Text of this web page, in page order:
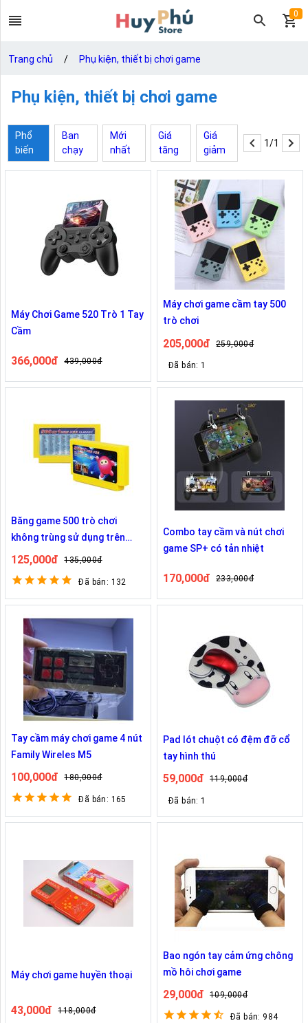
0
Trang chủ / Phụ kiện, thiết bị chơi game
Phụ kiện, thiết bị chơi game
Phổ
biến
Ban
chạy
Mới
nhất
Giá
tăng
Giá
giảm
1/1
Máy Chơi Game 520 Trò 1 Tay
Cầm
366,000đ 439,000đ
Máy chơi game cầm tay 500
trò chơi
205,000đ 259,000đ
Đã bán: 1
Băng game 500 trò chơi
không trùng sử dụng trên
Famicom Nintedo
125,000đ 135,000đ
Đã bán: 132
Combo tay cầm và nút chơi
game SP+ có tản nhiệt
170,000đ 233,000đ
Tay cầm máy chơi game 4 nút
Family Wireles M5
100,000đ 180,000đ
Đã bán: 165
Pad lót chuột có đệm đỡ cổ
tay hình thú
59,000đ 119,000đ
Đã bán: 1
Máy chơi game huyền thoại
43,000đ 118,000đ
Bao ngón tay cảm ứng chông
mồ hôi chơi game
29,000đ 109,000đ
Đã bán: 984